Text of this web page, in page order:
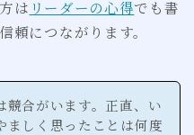
は リーダーの心得でも書
頼につながります。
競合がいます。正直、い
ましく思ったことは何度